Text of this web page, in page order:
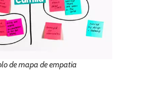
de mapa de empatia